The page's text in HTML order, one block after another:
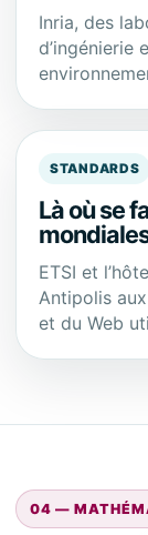
Inria, des
d’ingénierie
STANDARDS
Là où se
ETSI et
Antipolis
et du Web
04 —